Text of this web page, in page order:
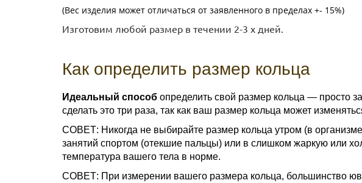
(Вес изделия может отличаться от заявленного в пределах +- 15%)
Изготовим любой размер в течении 2-3 х дней.
Как определить размер кольца
Идеальный способ определить свой размер кольца — просто
сделать это три раза, так как ваш размер кольца может
СОВЕТ: Никогда не выбирайте размер кольца утром (в
занятий спортом (отекшие пальцы) или в слишком жаркую или
температура вашего тела в норме.
СОВЕТ: При измерении вашего размера кольца, большинство